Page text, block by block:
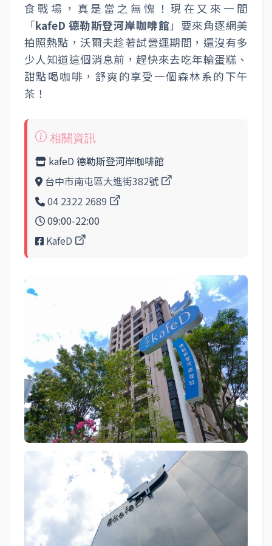
食戰場，真是當之無愧！現在又來一間
「kafeD 德勒斯登河岸咖啡館」要來角逐網美
拍照熱點，沃爾夫趁著試營運期間，還沒有多
少人知道這個消息前，趕快來去吃年輪蛋糕、
甜點喝咖啡，舒爽的享受一個森林系的下午
茶！
kafeD 德勒斯登河岸咖啡館
台中市南屯區大進街382號
04 2322 2689
09:00-22:00
KafeD